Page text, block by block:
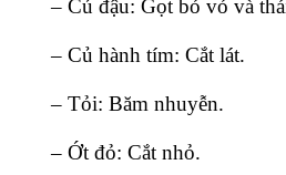
– Củ đậu: Gọt bỏ vỏ và
– Củ hành tím: Cắt lát.
– Tỏi: Băm nhuyễn.
– Ớt đỏ: Cắt nhỏ.